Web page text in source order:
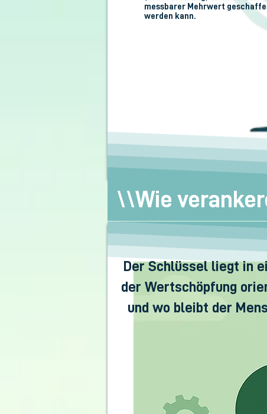
messbarer Mehrwert
werden kann.
\\Wie
Der Schlüssel liegt in
der Wertschöpfung
und wo bleibt der